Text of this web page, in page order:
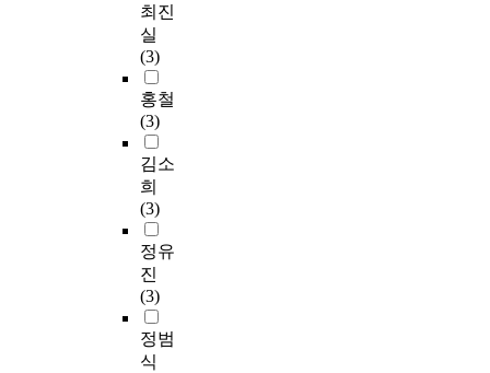
최진
실
(3)
홍철
(3)
김소
희
(3)
정유
진
(3)
정범
식